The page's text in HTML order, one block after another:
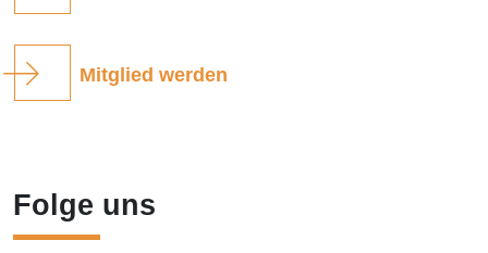
Mitglied werden
Folge uns